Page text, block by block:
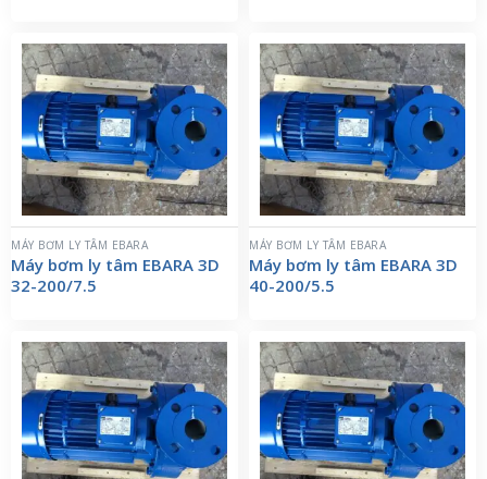
MÁY BƠM LY TÂM EBARA
Máy bơm ly tâm EBARA 3D
32-200/7.5
MÁY BƠM LY TÂM EBARA
Máy bơm ly tâm EBARA 3D
40-200/5.5